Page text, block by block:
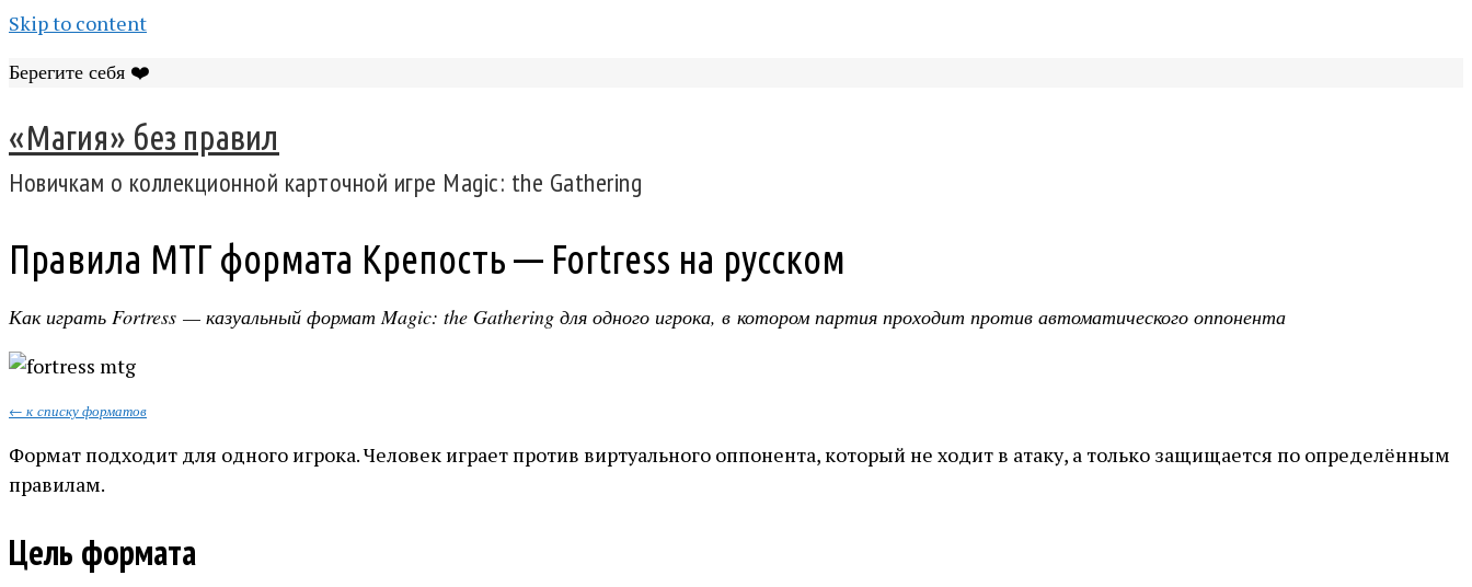
Skip to content
Берегите себя ❤️
«Магия» без правил
Новичкам о коллекционной карточной игре Magic: the Gathering
Правила МТГ формата Крепость — Fortress на русском
Как играть Fortress — казуальный формат Magic: the Gathering для одного игрока, в котором партия проходит против автоматического оппонента
← к списку форматов
Формат подходит для одного игрока. Человек играет против виртуального оппонента, который не ходит в атаку, а только защищается по определённым
правилам.
Цель формата